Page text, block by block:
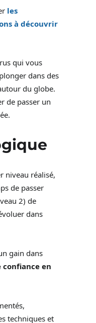
les
à découvrir
qui vous
dans des
du globe.
de passer un
niveau réalisé,
de passer
2) de
dans
gain dans
en
techniques et